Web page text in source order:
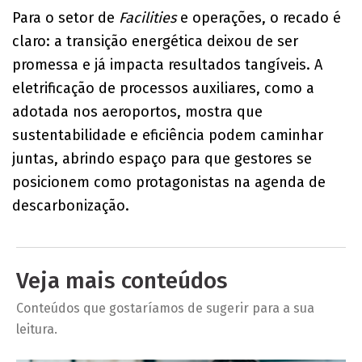
Para o setor de Facilitiese operações, o recado é
claro: a transição energética deixou de ser
promessa e já impacta resultados tangíveis. A
eletrificação de processos auxiliares, como a
adotada nos aeroportos, mostra que
sustentabilidade e eficiência podem caminhar
juntas, abrindo espaço para que gestores se
posicionem como protagonistas na agenda de
descarbonização.
Veja mais conteúdos
Conteúdos que gostaríamos de sugerir para a sua
leitura.